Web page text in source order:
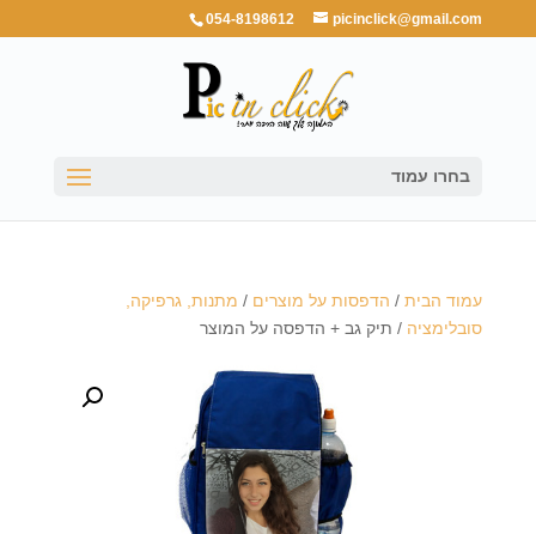
054-8198612 picinclick@gmail.com
בחרו עמוד
עמוד הבית/ הדפסות על מוצרים / מתנות, גרפיקה,
סובלימציה / תיק גב + הדפסה על המוצר